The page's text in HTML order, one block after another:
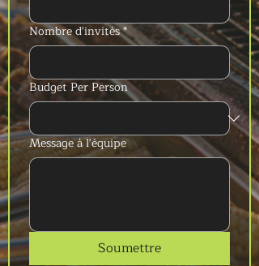
Nombre d'invités*
Budget Per Person
Message à l'équipe
Soumettre